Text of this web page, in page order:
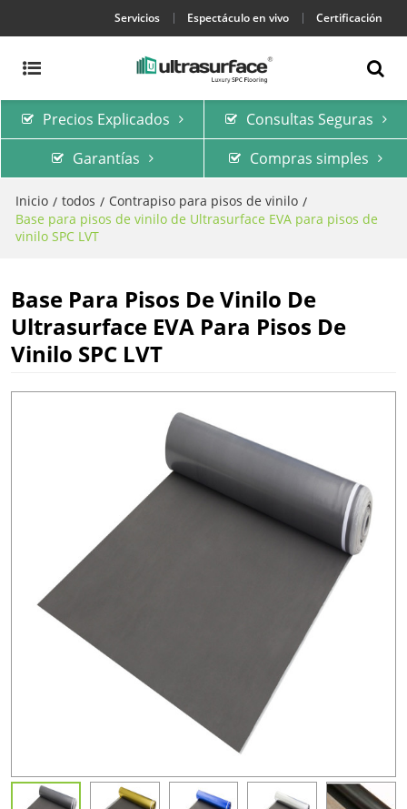
Servicios Espectáculo en vivo Certificación
Precios Explicados
Consultas Seguras
Garantías
Compras simples
Inicio / todos / Contrapiso para pisos de vinilo /
Base para pisos de vinilo de Ultrasurface EVA para pisos de
vinilo SPC LVT
Base Para Pisos De Vinilo De
Ultrasurface EVA Para Pisos De
Vinilo SPC LVT